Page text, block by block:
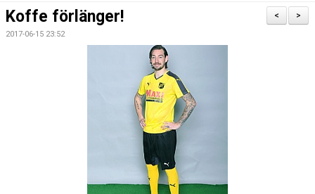
MATCHER
>
<
Koffe förlänger!
2017-06-15 23:52